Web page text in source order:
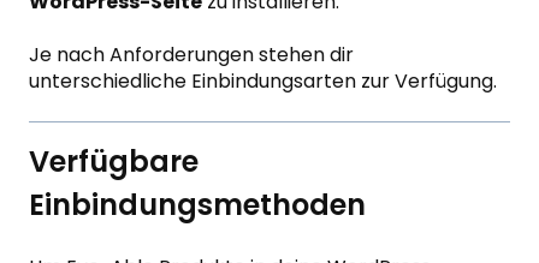
Je nach Anforderungen stehen dir
unterschiedliche Einbindungsarten zur Verfügung.
Verfügbare
Einbindungsmethoden